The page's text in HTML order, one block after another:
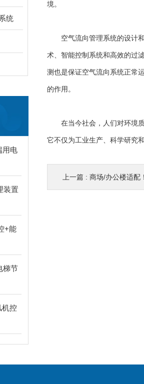
统
用电
装置
+能
梯节
机控
境。
空气流向管理系统的设计和
术、智能控制系统和高效的过
测也是保证空气流向系统正常
的作用。
在当今社会，人们对环境质
它不仅为工业生产、科学研究
上一篇 : 商场/办公楼适配！YC-PF空